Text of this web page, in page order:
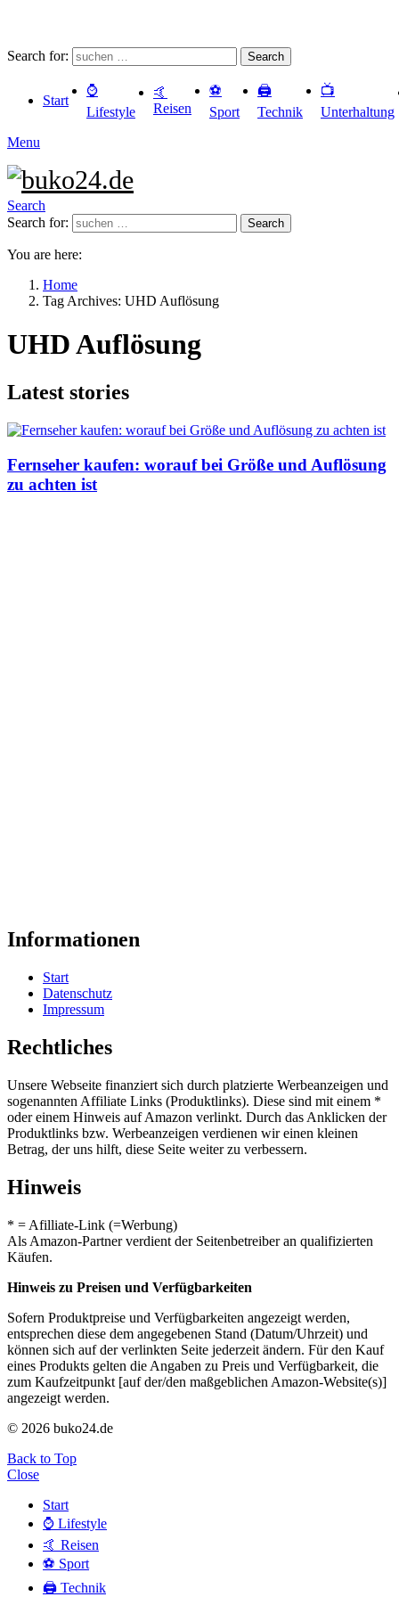
Search for: Search
Start
⌚️
Lifestyle
🤙
Reisen
⚽️
Sport
🖨️
Technik
📺
Unterhaltung
Menu
Search
Search for:
Search
You are here:
Home
Tag Archives: UHD Auflösung
UHD Auflösung
Latest stories
Fernseher kaufen: worauf bei Größe und Auflösung
zu achten ist
Informationen
Start
Datenschutz
Impressum
Rechtliches
Unsere Webseite finanziert sich durch platzierte Werbeanzeigen und
sogenannten Affiliate Links (Produktlinks). Diese sind mit einem *
oder einem Hinweis auf Amazon verlinkt. Durch das Anklicken der
Produktlinks bzw. Werbeanzeigen verdienen wir einen kleinen
Betrag, der uns hilft, diese Seite weiter zu verbessern.
Hinweis
* = Afilliate-Link (=Werbung)
Als Amazon-Partner verdient der Seitenbetreiber an qualifizierten
Käufen.
Hinweis zu Preisen und Verfügbarkeiten
Sofern Produktpreise und Verfügbarkeiten angezeigt werden,
entsprechen diese dem angegebenen Stand (Datum/Uhrzeit) und
können sich auf der verlinkten Seite jederzeit ändern. Für den Kauf
eines Produkts gelten die Angaben zu Preis und Verfügbarkeit, die
zum Kaufzeitpunkt [auf der/den maßgeblichen Amazon-Website(s)]
angezeigt werden.
© 2026 buko24.de
Back to Top
Close
Start
⌚️ Lifestyle
🤙 Reisen
⚽️ Sport
🖨️ Technik